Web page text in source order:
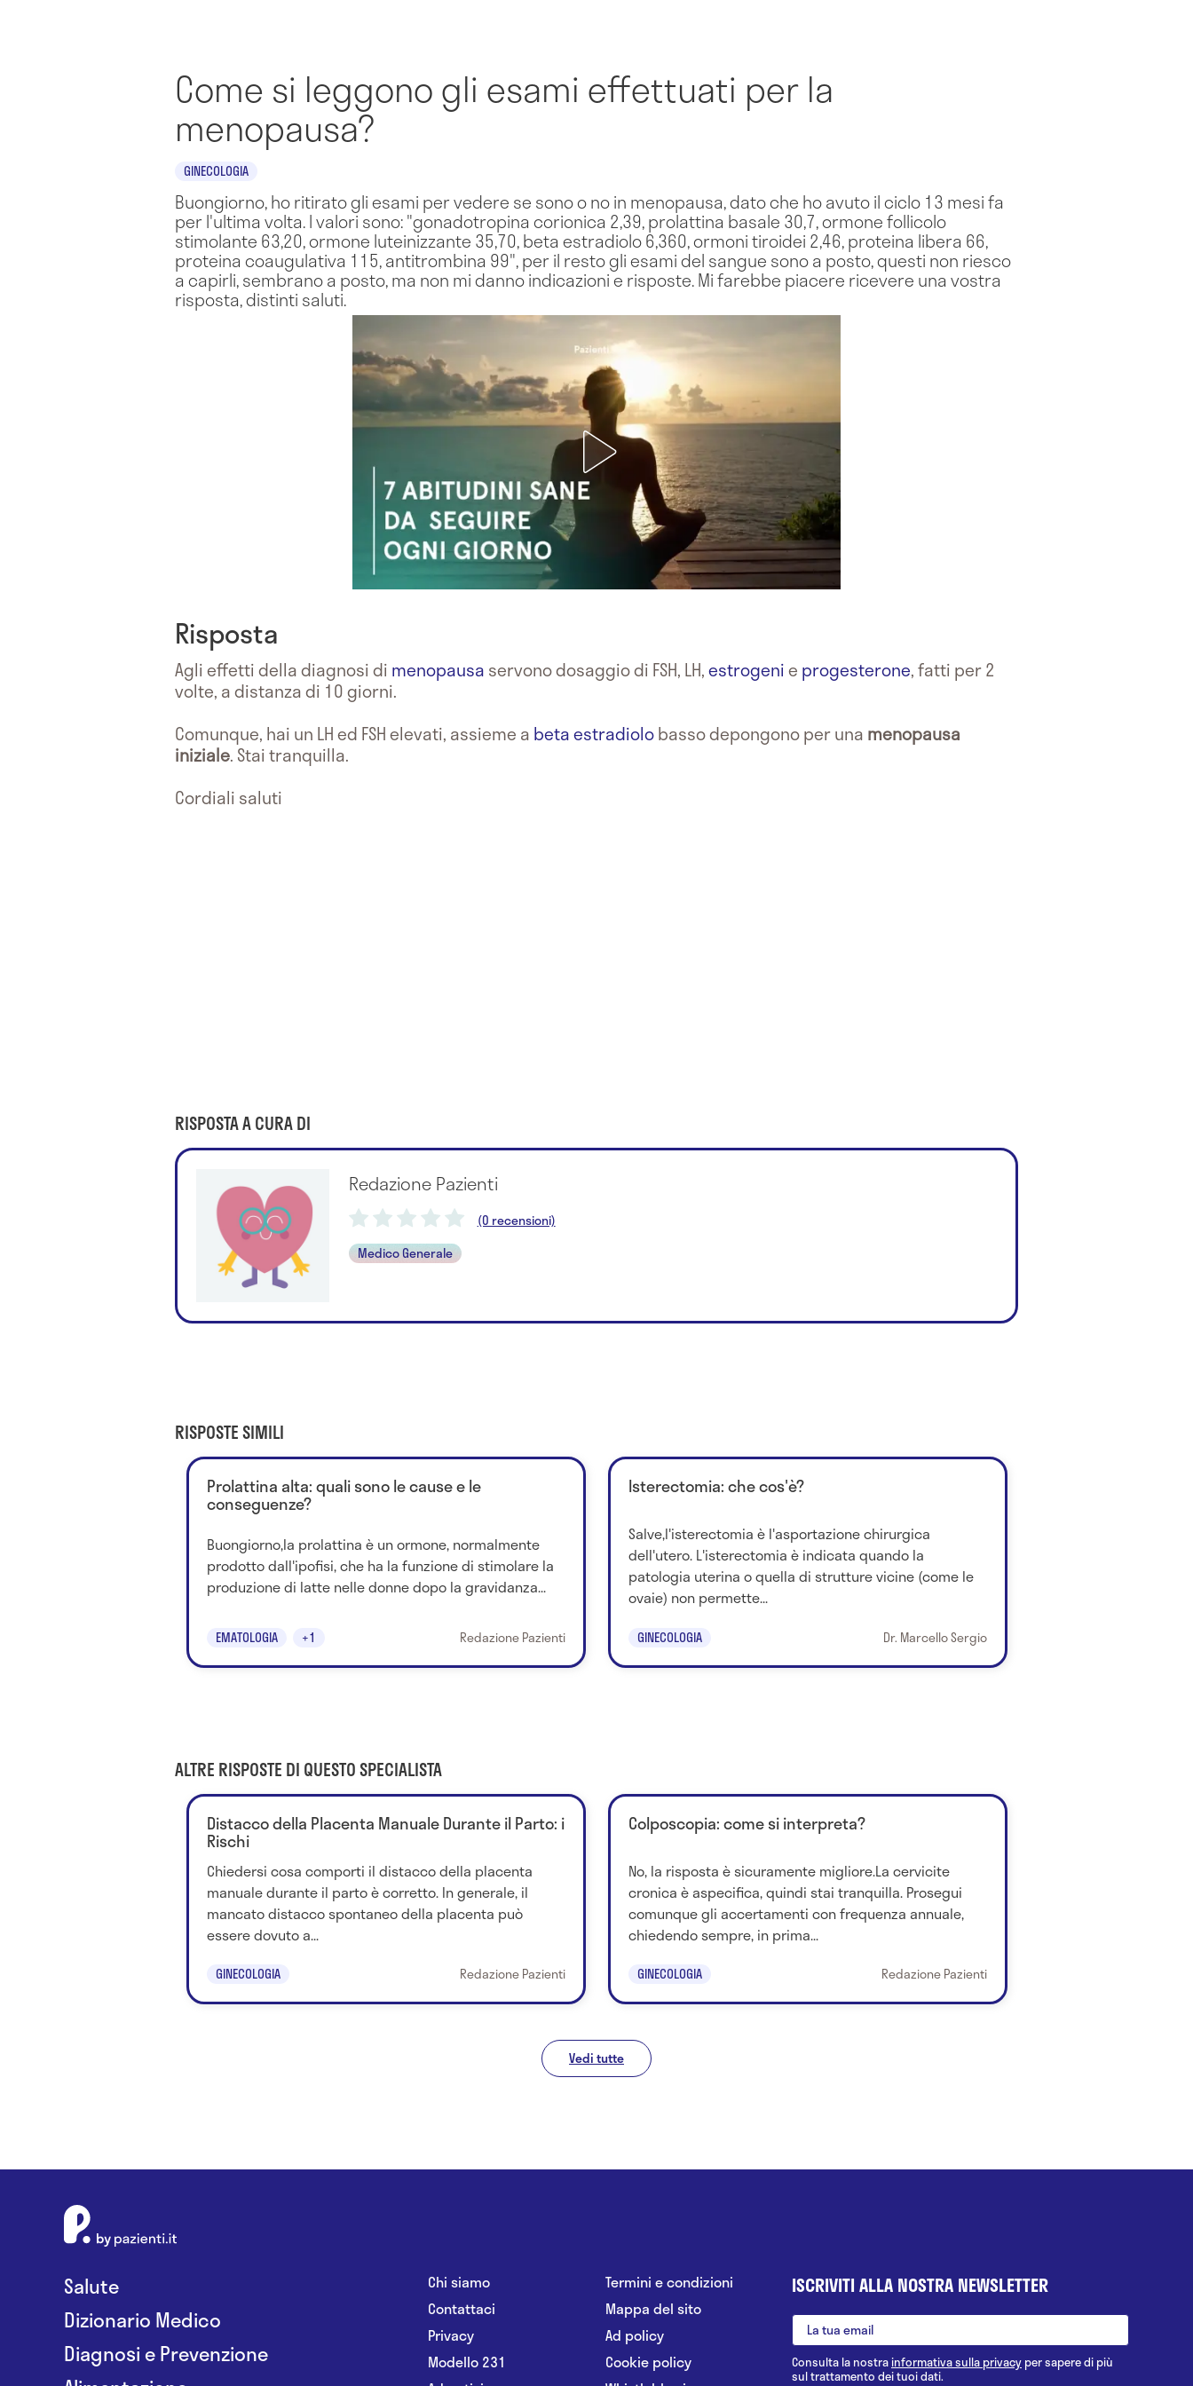
Come si leggono gli esami effettuati per la
menopausa?
GINECOLOGIA
Buongiorno, ho ritirato gli esami per vedere se sono o no in menopausa, dato che ho avuto il ciclo 13 mesi fa
per l'ultima volta. I valori sono: "gonadotropina corionica 2,39, prolattina basale 30,7, ormone follicolo
stimolante 63,20, ormone luteinizzante 35,70, beta estradiolo 6,360, ormoni tiroidei 2,46, proteina libera 66,
proteina coaugulativa 115, antitrombina 99", per il resto gli esami del sangue sono a posto, questi non riesco
a capirli, sembrano a posto, ma non mi danno indicazioni e risposte. Mi farebbe piacere ricevere una vostra
risposta, distinti saluti.
Risposta
Agli effetti della diagnosi di menopausa servono dosaggio di FSH, LH,estrogenie progesterone, fatti per 2
volte, a distanza di 10 giorni.
Comunque, hai un LH ed FSH elevati, assieme a beta estradiolobasso depongono per una menopausa
iniziale. Stai tranquilla.
Cordiali saluti
RISPOSTA A CURA DI
Redazione Pazienti
(0 recensioni)
Medico Generale
RISPOSTE SIMILI
Prolattina alta: quali sono le cause e le
conseguenze?
Buongiorno,la prolattina è un ormone, normalmente
prodotto dall'ipofisi, che ha la funzione di stimolare la
produzione di latte nelle donne dopo la gravidanza...
EMATOLOGIA +1 Redazione Pazienti
Isterectomia: che cos'è?
Salve,l'isterectomia è l'asportazione chirurgica
dell'utero. L'isterectomia è indicata quando la
patologia uterina o quella di strutture vicine (come le
ovaie) non permette...
GINECOLOGIA Dr. Marcello Sergio
ALTRE RISPOSTE DI QUESTO SPECIALISTA
Distacco della Placenta Manuale Durante il Parto: i
Rischi
Chiedersi cosa comporti il distacco della placenta
manuale durante il parto è corretto. In generale, il
mancato distacco spontaneo della placenta può
essere dovuto a...
GINECOLOGIA Redazione Pazienti
Colposcopia: come si interpreta?
No, la risposta è sicuramente migliore.La cervicite
cronica è aspecifica, quindi stai tranquilla. Prosegui
comunque gli accertamenti con frequenza annuale,
chiedendo sempre, in prima...
GINECOLOGIA Redazione Pazienti
Vedi tutte
Salute
Dizionario Medico
Diagnosi e Prevenzione
Chi siamo
Contattaci
Privacy
Modello 231
Termini e condizioni
Mappa del sito
Ad policy
Cookie policy
ISCRIVITI ALLA NOSTRA NEWSLETTER
Consulta la nostrainformativa sulla privacy per sapere di più
sul trattamento dei tuoi dati.